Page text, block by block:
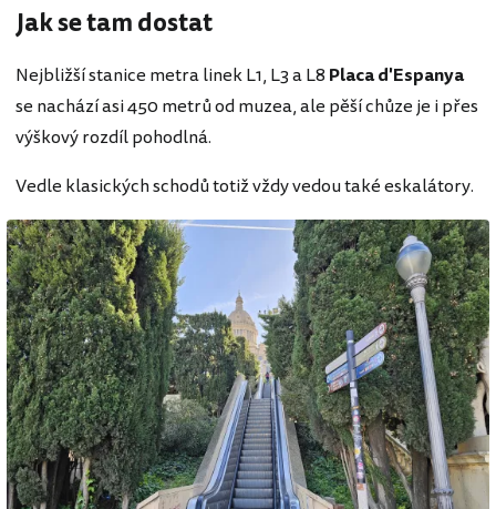
Jak se tam dostat
Nejbližší stanice metra linek L1, L3 a L8 Placa d'Espanya
se nachází asi 450 metrů od muzea, ale pěší chůze je i přes
výškový rozdíl pohodlná.
Vedle klasických schodů totiž vždy vedou také eskalátory.